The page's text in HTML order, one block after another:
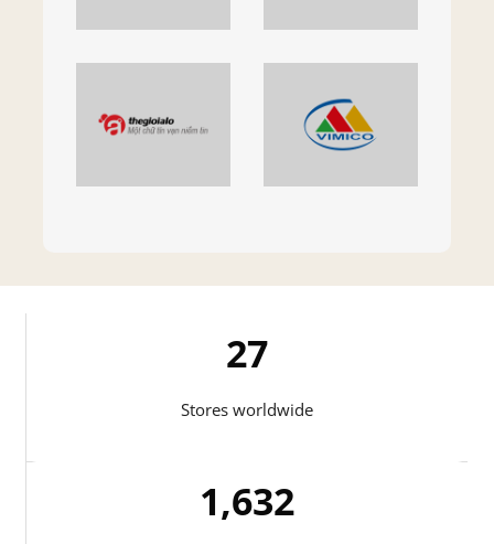
27
Stores worldwide
1,717